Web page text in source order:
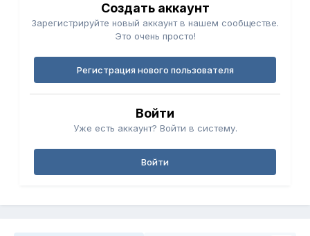
Создать аккаунт
Зарегистрируйте новый аккаунт в нашем сообществе.
Это очень просто!
Регистрация нового пользователя
Войти
Уже есть аккаунт? Войти в систему.
Войти